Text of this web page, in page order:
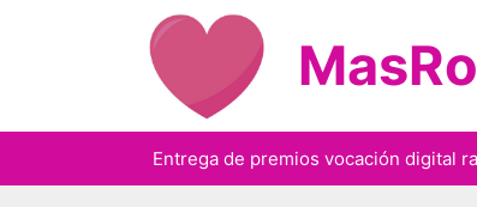
Entrega de premios vocación digital